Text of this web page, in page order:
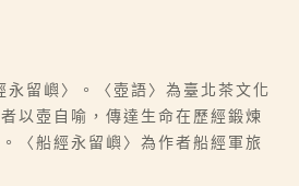
留嶼〉。〈壺語〉為臺北茶文化
以壺自喻，傳達生命在歷經鍛煉
〈船經永留嶼〉為作者船經軍旅